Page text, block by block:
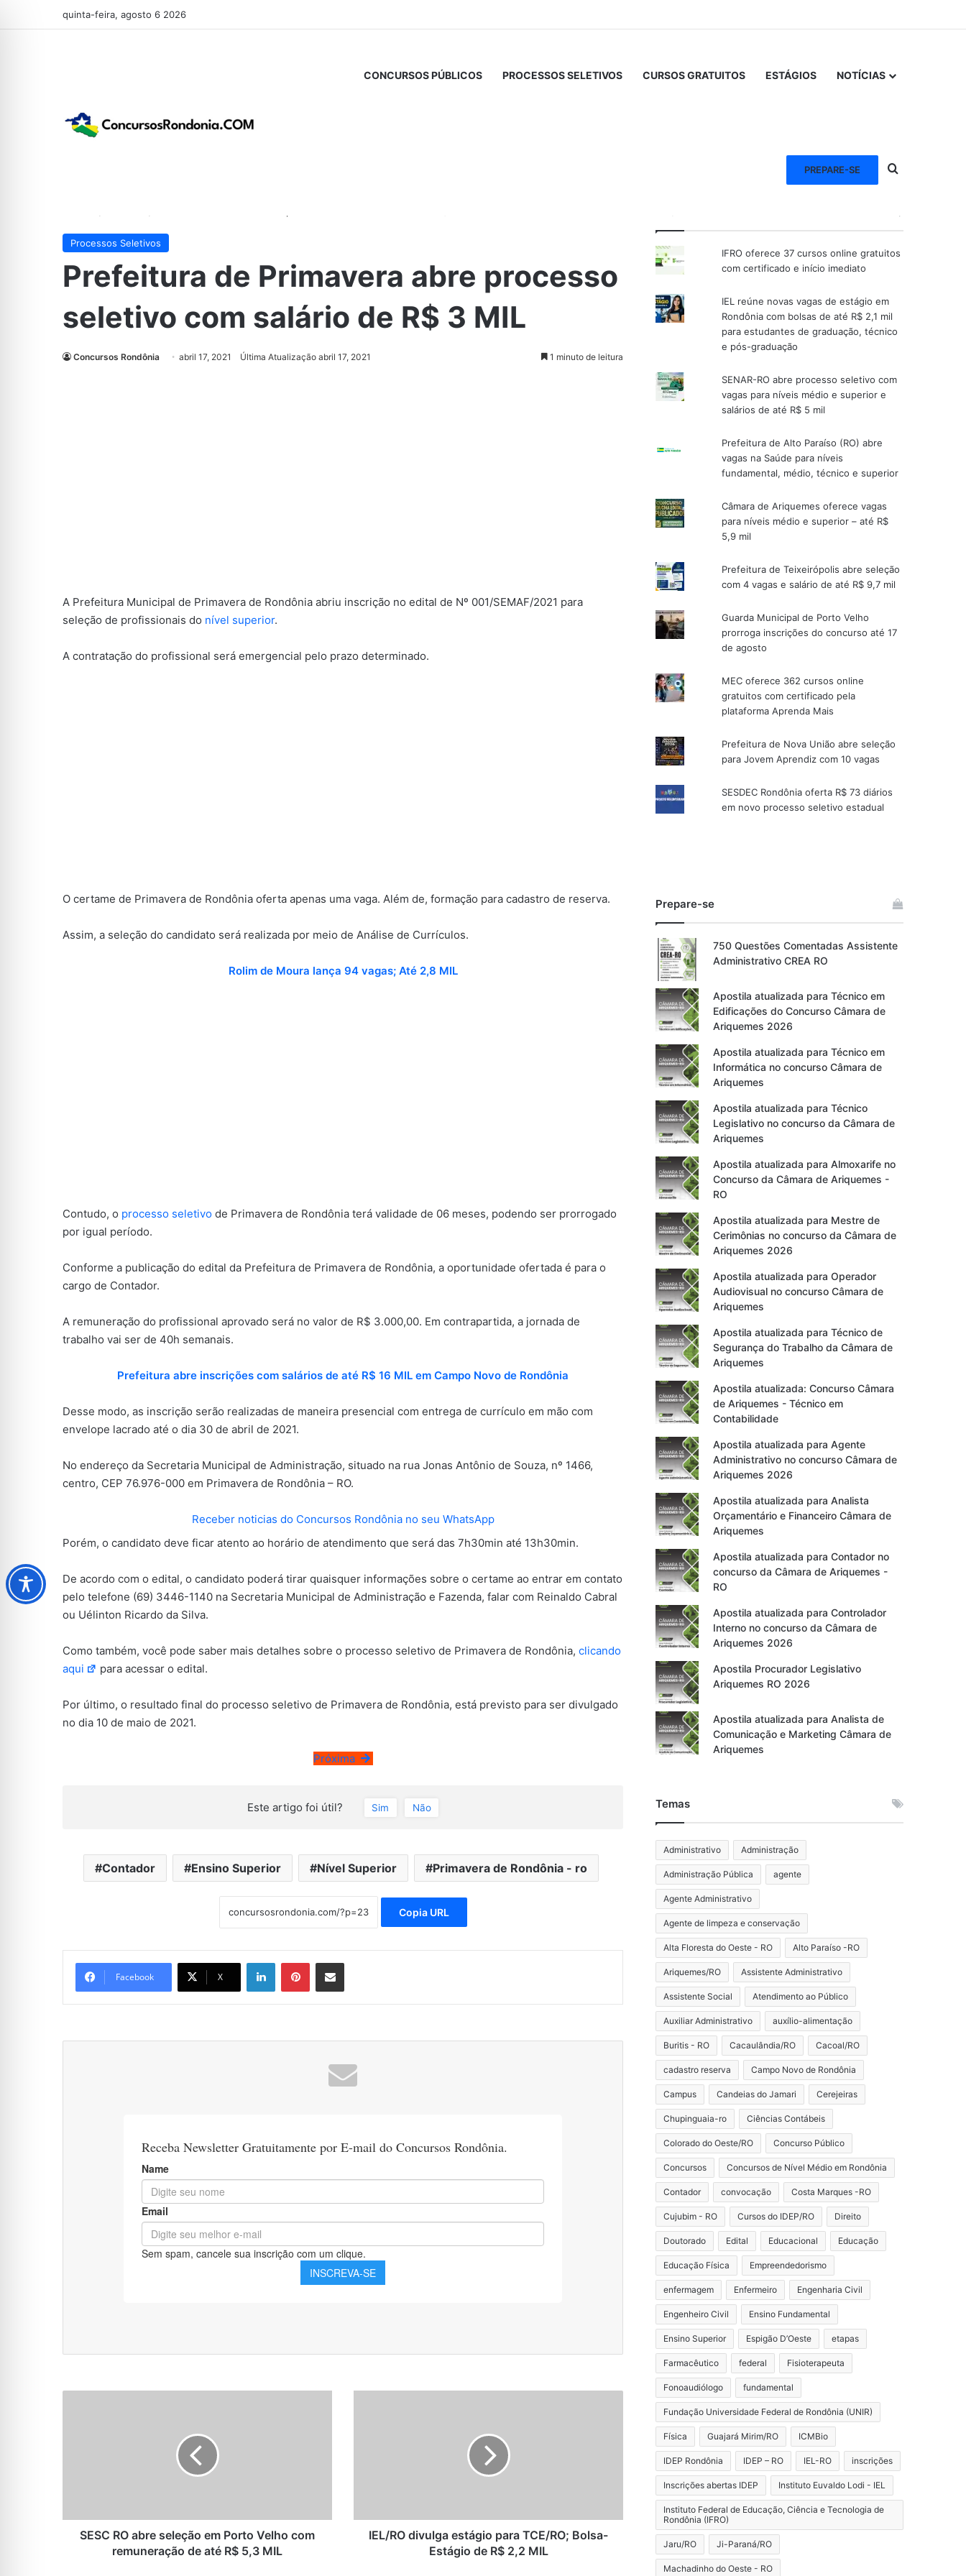
quinta-feira, agosto 6 2026
CONCURSOS PÚBLICOS PROCESSOS SELETIVOS CURSOS GRATUITOS ESTÁGIOS NOTÍCIAS
PREPARE-SE Procurar por
Processos Seletivos
Prefeitura de Primavera abre processo
seletivo com salário de R$ 3 MIL
Concursos Rondônia abril 17, 2021 Última Atualização abril 17, 2021 1 minuto de leitura
A Prefeitura Municipal de Primavera de Rondônia abriu inscrição no edital de Nº 001/SEMAF/2021 para
seleção de profissionais do nível superior.
A contratação do profissional será emergencial pelo prazo determinado.
O certame de Primavera de Rondônia oferta apenas uma vaga. Além de, formação para cadastro de reserva.
Assim, a seleção do candidato será realizada por meio de Análise de Currículos.
Rolim de Moura lança 94 vagas; Até 2,8 MIL
Contudo, o processo seletivo de Primavera de Rondônia terá validade de 06 meses, podendo ser prorrogado
por igual período.
Conforme a publicação do edital da Prefeitura de Primavera de Rondônia, a oportunidade ofertada é para o
cargo de Contador.
A remuneração do profissional aprovado será no valor de R$ 3.000,00. Em contrapartida, a jornada de
trabalho vai ser de 40h semanais.
Prefeitura abre inscrições com salários de até R$ 16 MIL em Campo Novo de Rondônia
Desse modo, as inscrição serão realizadas de maneira presencial com entrega de currículo em mão com
envelope lacrado até o dia 30 de abril de 2021.
No endereço da Secretaria Municipal de Administração, situado na rua Jonas Antônio de Souza, nº 1466,
centro, CEP 76.976-000 em Primavera de Rondônia – RO.
Receber noticias do Concursos Rondônia no seu WhatsApp
Porém, o candidato deve ficar atento ao horário de atendimento que será das 7h30min até 13h30min.
De acordo com o edital, o candidato poderá tirar quaisquer informações sobre o certame ao entrar em contato
pelo telefone (69) 3446-1140 na Secretaria Municipal de Administração e Fazenda, falar com Reinaldo Cabral
ou Uélinton Ricardo da Silva.
Como também, você pode saber mais detalhes sobre o processo seletivo de Primavera de Rondônia, clicando
aqui
para acessar o edital.
Por último, o resultado final do processo seletivo de Primavera de Rondônia, está previsto para ser divulgado
no dia 10 de maio de 2021.
Próxima
Este artigo foi útil? Sim Não
Contador Ensino Superior Nível Superior Primavera de Rondônia - ro
Copia URL
Facebook X
LinkedinPinterestCompartilhar via e-mail
remuneração
SESC RO abre seleção em Porto Velho com
remuneração de até R$ 5,3 MIL
R$
IEL/RO divulga estágio para TCE/RO; Bolsa-
Estágio de R$ 2,2 MIL
IFRO oferece 37 cursos online gratuitos
com certificado e início imediato
IEL reúne novas vagas de estágio em
Rondônia com bolsas de até R$ 2,1 mil
para estudantes de graduação, técnico
e pós-graduação
SENAR-RO abre processo seletivo com
vagas para níveis médio e superior e
salários de até R$ 5 mil
Prefeitura de Alto Paraíso (RO) abre
vagas na Saúde para níveis
fundamental, médio, técnico e superior
Câmara de Ariquemes oferece vagas
para níveis médio e superior – até R$
5,9 mil
Prefeitura de Teixeirópolis abre seleção
com 4 vagas e salário de até R$ 9,7 mil
Guarda Municipal de Porto Velho
prorroga inscrições do concurso até 17
de agosto
MEC oferece 362 cursos online
gratuitos com certificado pela
plataforma Aprenda Mais
Prefeitura de Nova União abre seleção
para Jovem Aprendiz com 10 vagas
SESDEC Rondônia oferta R$ 73 diários
em novo processo seletivo estadual
Prepare-se
750 Questões Comentadas Assistente
Administrativo CREA RO
Apostila atualizada para Técnico em
Edificações do Concurso Câmara de
Ariquemes 2026
Apostila atualizada para Técnico em
Informática no concurso Câmara de
Ariquemes
Apostila atualizada para Técnico
Legislativo no concurso da Câmara de
Ariquemes
Apostila atualizada para Almoxarife no
Concurso da Câmara de Ariquemes -
RO
Apostila atualizada para Mestre de
Cerimônias no concurso da Câmara de
Ariquemes 2026
Apostila atualizada para Operador
Audiovisual no concurso Câmara de
Ariquemes
Apostila atualizada para Técnico de
Segurança do Trabalho da Câmara de
Ariquemes
Apostila atualizada: Concurso Câmara
de Ariquemes - Técnico em
Contabilidade
Apostila atualizada para Agente
Administrativo no concurso Câmara de
Ariquemes 2026
Apostila atualizada para Analista
Orçamentário e Financeiro Câmara de
Ariquemes
Apostila atualizada para Contador no
concurso da Câmara de Ariquemes -
RO
Apostila atualizada para Controlador
Interno no concurso da Câmara de
Ariquemes 2026
Apostila Procurador Legislativo
Ariquemes RO 2026
Apostila atualizada para Analista de
Comunicação e Marketing Câmara de
Ariquemes
Temas
Administrativo Administração
Administração Pública agente
Agente Administrativo
Agente de limpeza e conservação
Alta Floresta do Oeste - RO Alto Paraíso -RO
Ariquemes/RO Assistente Administrativo
Assistente Social Atendimento ao Público
Auxiliar Administrativo auxílio-alimentação
Buritis - RO Cacaulândia/RO Cacoal/RO
cadastro reserva Campo Novo de Rondônia
Campus Candeias do Jamari Cerejeiras
Chupinguaia-ro Ciências Contábeis
Colorado do Oeste/RO Concurso Público
Concursos Concursos de Nível Médio em Rondônia
Contador convocação Costa Marques -RO
Cujubim - RO Cursos do IDEP/RO Direito
Doutorado Edital Educacional Educação
Educação Física Empreendedorismo
enfermagem Enfermeiro Engenharia Civil
Engenheiro Civil Ensino Fundamental
Ensino Superior Espigão D’Oeste etapas
Farmacêutico federal Fisioterapeuta
Fonoaudiólogo fundamental
Fundação Universidade Federal de Rondônia (UNIR)
Física Guajará Mirim/RO ICMBio
IDEP Rondônia IDEP – RO IEL-RO inscrições
Inscrições abertas IDEP Instituto Euvaldo Lodi - IEL
Instituto Federal de Educação, Ciência e Tecnologia de
Rondônia (IFRO)
Jaru/RO Ji-Paraná/RO
Machadinho do Oeste - RO